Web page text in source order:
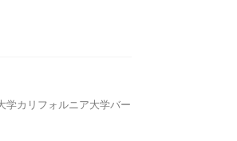
学カリフォルニア大学バー